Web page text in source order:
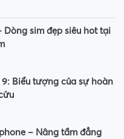
Dòng sim đẹp siêu hot tại
9: Biểu tượng của sự hoàn
– Nâng tầm đẳng